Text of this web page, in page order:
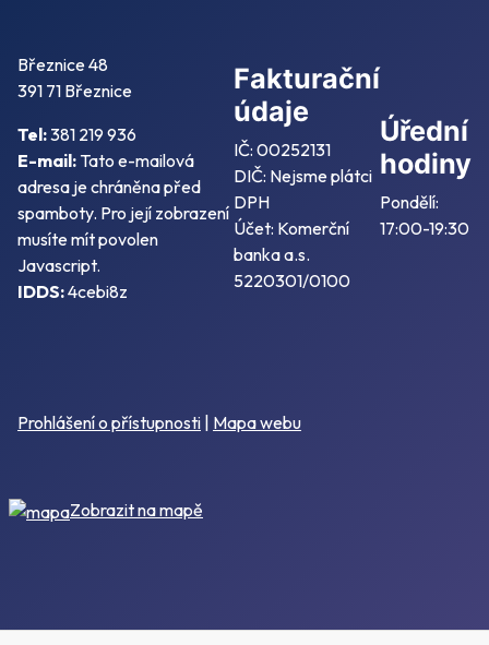
Březnice 48
391 71 Březnice
Tel:381 219 936
E-mail: Tato e-mailová
adresa je chráněna před
spamboty. Pro její zobrazení
musíte mít povolen
Javascript.
IDDS:4cebi8z
Fakturační
údaje
IČ: 00252131
DIČ: Nejsme plátci
DPH
Účet: Komerční
banka a.s.
5220301/0100
Úřední
hodiny
Pondělí:
17:00-19:30
Prohlášení o přístupnosti | Mapa webu
Zobrazit na mapě